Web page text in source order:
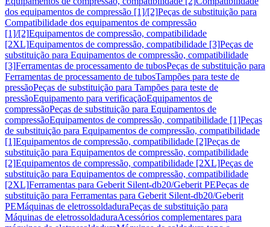
dos equipamentos de compressão [1]/[2]Peças de substituição para
Compatibilidade dos equipamentos de compressão
[1]/[2]Equipamentos de compressão, compatibilidade
[2XL]Equipamentos de compressão, compatibilidade [3]Peças de
substituição para Equipamentos de compressão, compatibilidade
[3]Ferramentas de processamento de tubosPeças de substituição para
Ferramentas de processamento de tubosTampões para teste de
pressãoPeças de substituição para Tampões para teste de
pressãoEquipamento para verificaçãoEquipamentos de
compressãoPeças de substituição para Equipamentos de
compressãoEquipamentos de compressão, compatibilidade [1]Peças
de substituição para Equipamentos de compressão, compatibilidade
[1]Equipamentos de compressão, compatibilidade [2]Peças de
substituição para Equipamentos de compressão, compatibilidade
[2]Equipamentos de compressão, compatibilidade [2XL]Peças de
substituição para Equipamentos de compressão, compatibilidade
[2XL]Ferramentas para Geberit Silent-db20/Geberit PEPeças de
substituição para Ferramentas para Geberit Silent-db20/Geberit
PEMáquinas de eletrossoldaduraPeças de substituição para
Máquinas de eletrossoldaduraAcessórios complementares para